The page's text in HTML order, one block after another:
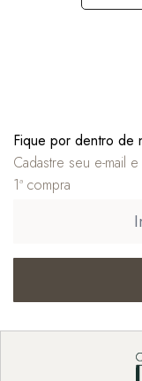
Fique por dentro de
Cadastre seu e-mail
1ª compra